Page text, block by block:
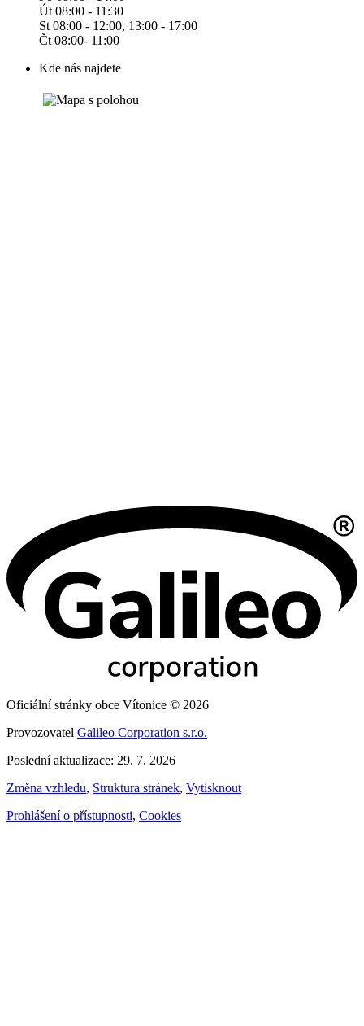
Út 08:00 - 11:30
St 08:00 - 12:00, 13:00 - 17:00
Čt 08:00- 11:00
Kde nás najdete
Oficiální stránky obce Vítonice © 2026
Provozovatel Galileo Corporation s.r.o.
Poslední aktualizace: 29. 7. 2026
Změna vzhledu, Struktura stránek, Vytisknout
Prohlášení o přístupnosti, Cookies